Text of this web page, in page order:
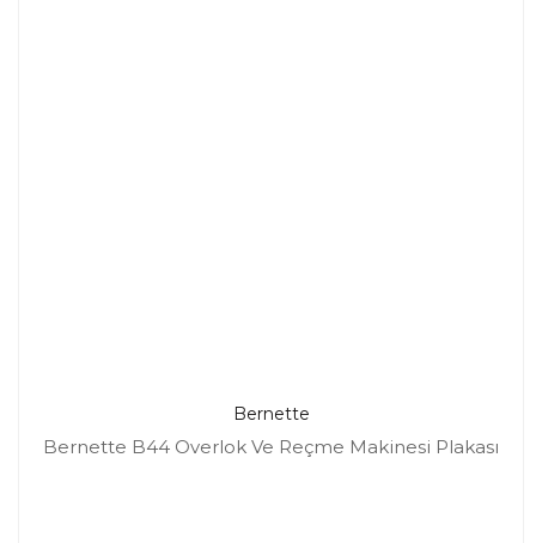
Bernette
Bernette B44 Overlok Ve Reçme Makinesi Plakası